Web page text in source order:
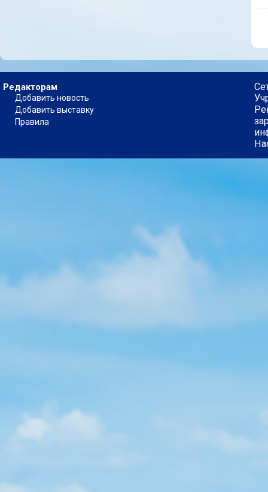
Редакторам
Добавить новость
Добавить выставку
Правила